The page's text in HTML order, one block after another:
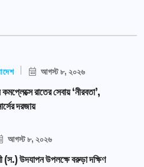
আগস্ট ৮, ২০২৬
কমপ্লেক্সে রাতের সেবায় ‘নীরবতা’,
দরজায়
আগস্ট ৮, ২০২৬
(স.) উদযাপন উপলক্ষে বরুড়া দক্ষিণ